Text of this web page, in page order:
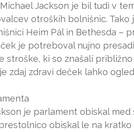
Jackson je bil tudi v
otroških bolnišnic.
Heim Pál in Bethesda –
je potreboval nujno
stroške, ki so znašali
zdaj zdravi deček lahko
je parlament obiskal
obiskal le na